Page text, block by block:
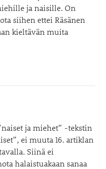
ja naisille. On
siihen ettei Räsänen
kieltävän muita
ja miehet” -tekstin
ei muuta 16. artiklan
Siinä ei
halaistuakaan sanaa